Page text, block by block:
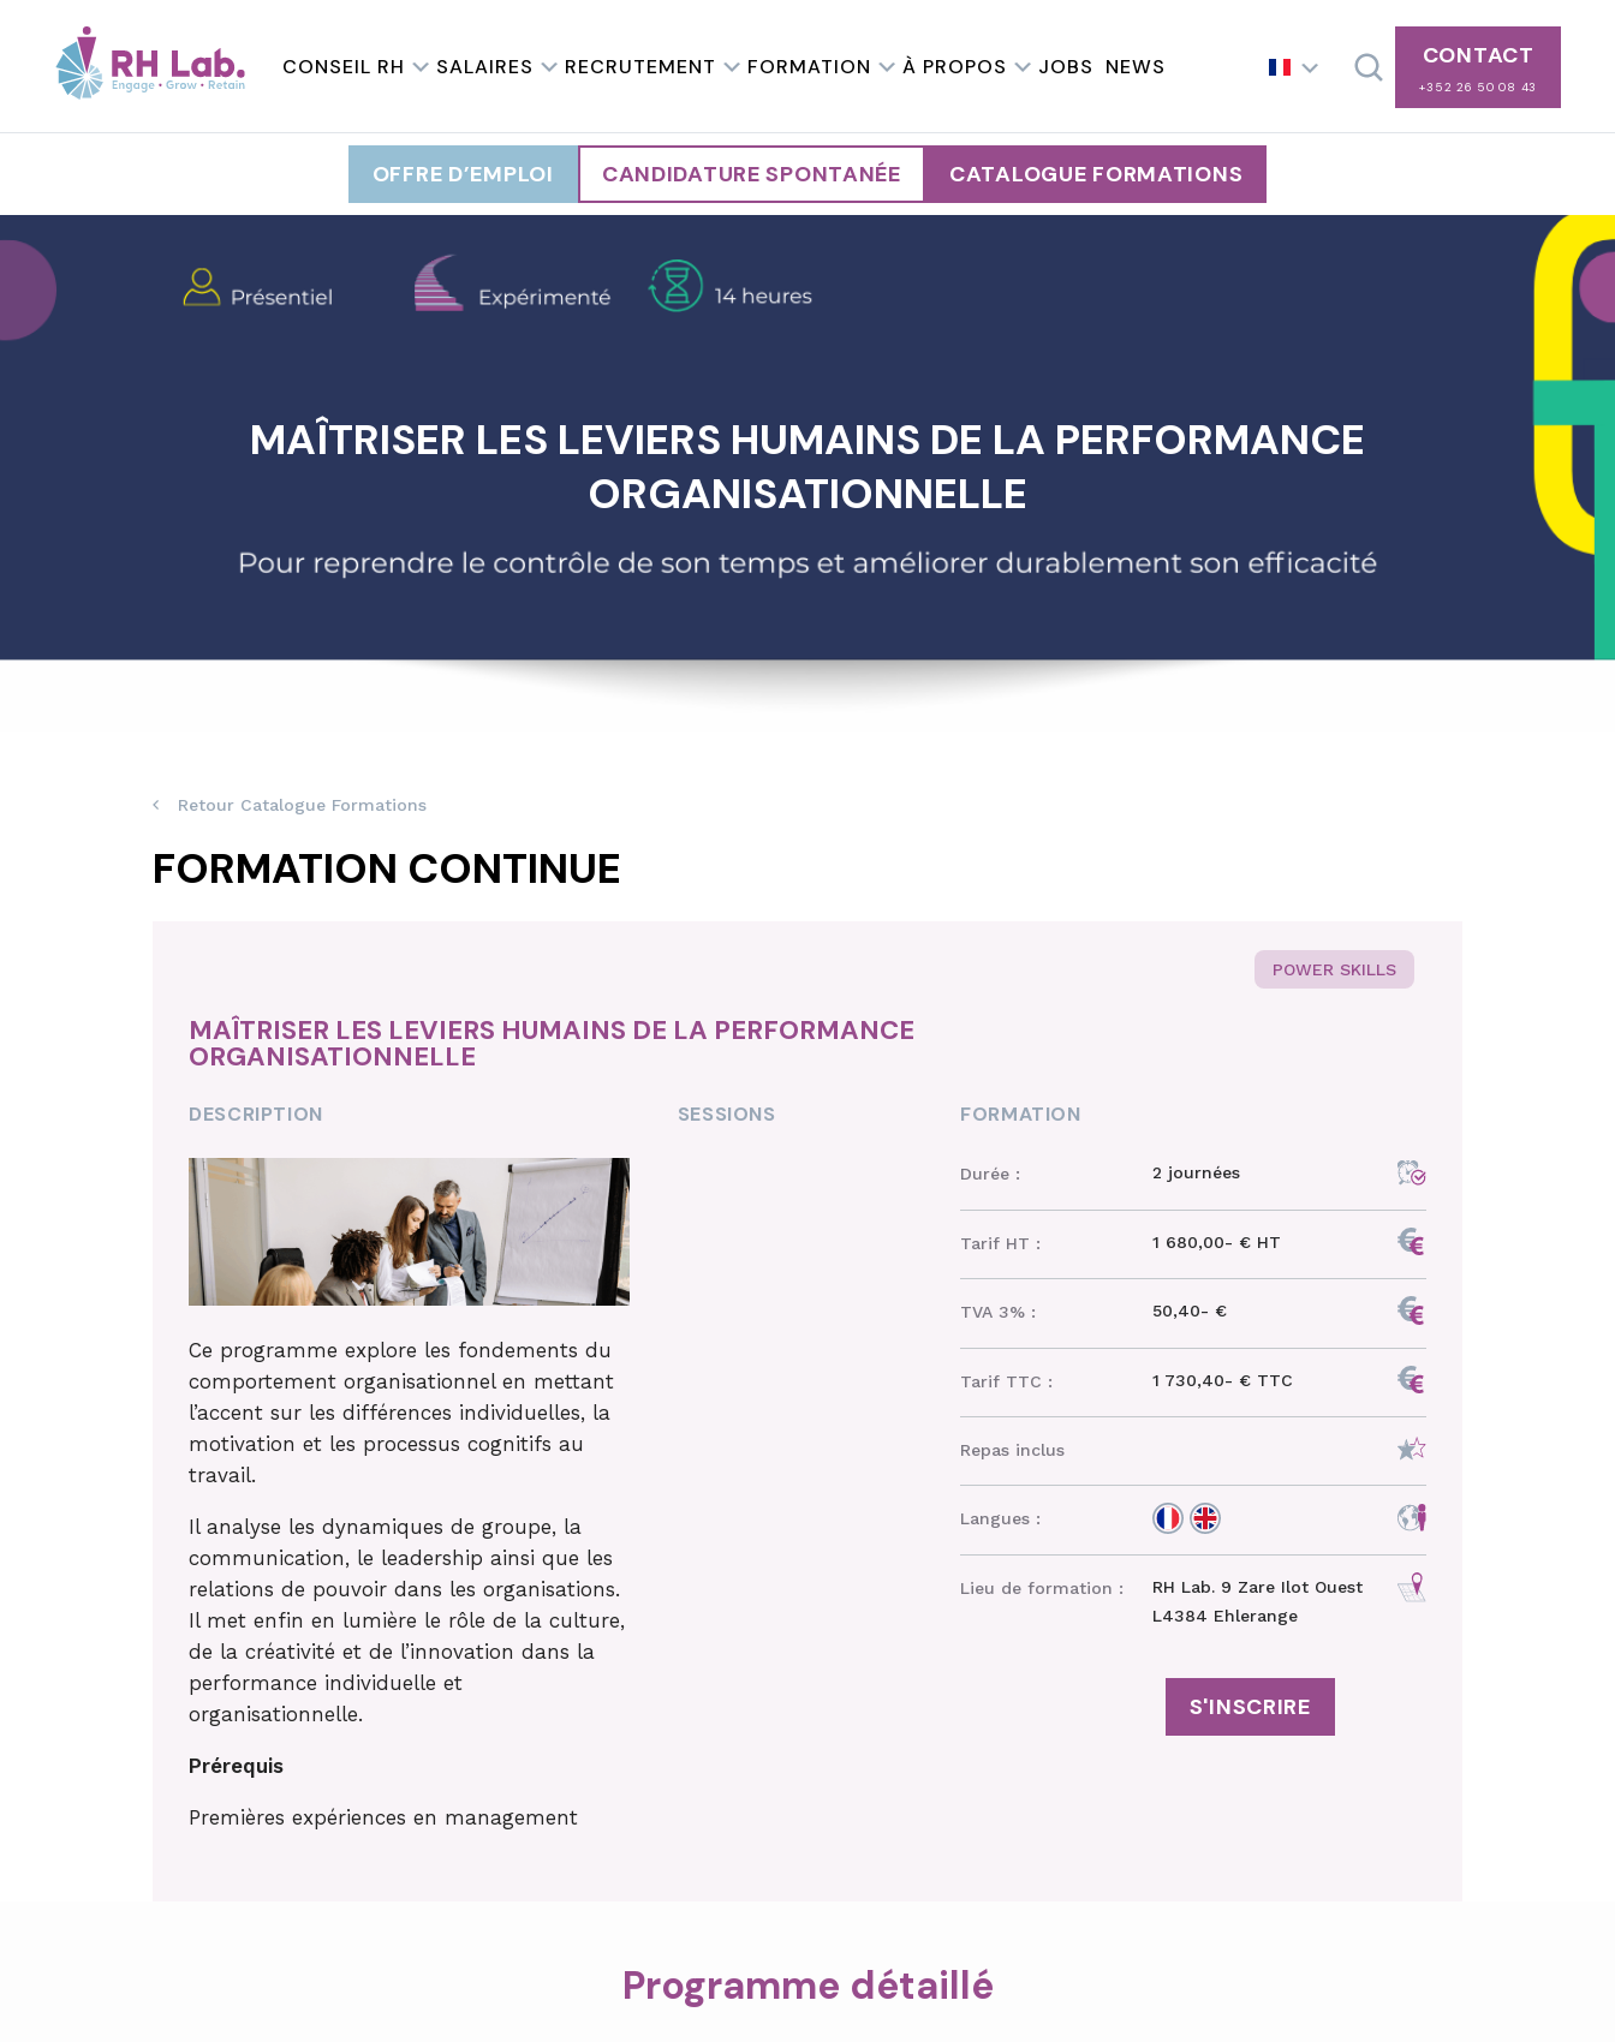
CONSEIL RH SALAIRES RECRUTEMENT FORMATION À PROPOS JOBS NEWS CONTACT
+352 26 50 08 43
OFFRE D’EMPLOI CANDIDATURE SPONTANÉE CATALOGUE FORMATIONS
MAÎTRISER LES LEVIERS HUMAINS DE LA PERFORMANCE
ORGANISATIONNELLE
Retour Catalogue Formations
FORMATION CONTINUE
MAÎTRISER LES LEVIERS HUMAINS DE LA PERFORMANCE
ORGANISATIONNELLE
POWER SKILLS
DESCRIPTION
Ce programme explore les fondements du
comportement organisationnel en mettant
l’accent sur les différences individuelles, la
motivation et les processus cognitifs au
travail.
Il analyse les dynamiques de groupe, la
communication, le leadership ainsi que les
relations de pouvoir dans les organisations.
Il met enfin en lumière le rôle de la culture,
de la créativité et de l’innovation dans la
performance individuelle et
organisationnelle.
Prérequis
Premières expériences en management
SESSIONS FORMATION
Durée : 2 journées
Tarif HT : 1 680,00- € HT
TVA 3% : 50,40- €
Tarif TTC : 1 730,40- € TTC
Repas inclus
Langues :
Lieu de formation :
RH Lab. 9 Zare Ilot Ouest
L4384 Ehlerange
S'INSCRIRE
Programme détaillé